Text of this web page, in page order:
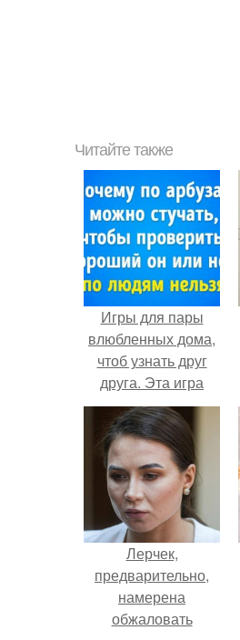
Читайте также
Игры для пары
влюбленных дома,
чтоб узнать друг
друга. Эта игра
поможет узнать
истинный характер
любого человека
Лерчек,
предварительно,
намерена
обжаловать